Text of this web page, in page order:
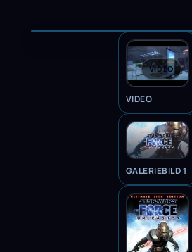
VIDEO
VIDEO
GALERIEBILD 1